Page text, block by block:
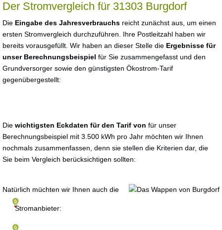
Der Stromvergleich für 31303 Burgdorf
Die Eingabe des Jahresverbrauchs reicht zunächst aus, um einen
ersten Stromvergleich durchzuführen. Ihre Postleitzahl haben wir
bereits vorausgefüllt. Wir haben an dieser Stelle die Ergebnisse für
unser Berechnungsbeispiel für Sie zusammengefasst und den
Grundversorger sowie den günstigsten Ökostrom-Tarif
gegenübergestellt:
Die wichtigsten Eckdaten für den Tarif von für unser
Berechnungsbeispiel mit 3.500 kWh pro Jahr möchten wir Ihnen
nochmals zusammenfassen, denn sie stellen die Kriterien dar, die
Sie beim Vergleich berücksichtigen sollten:
Stromanbieter:
Natürlich müchten wir Ihnen auch die